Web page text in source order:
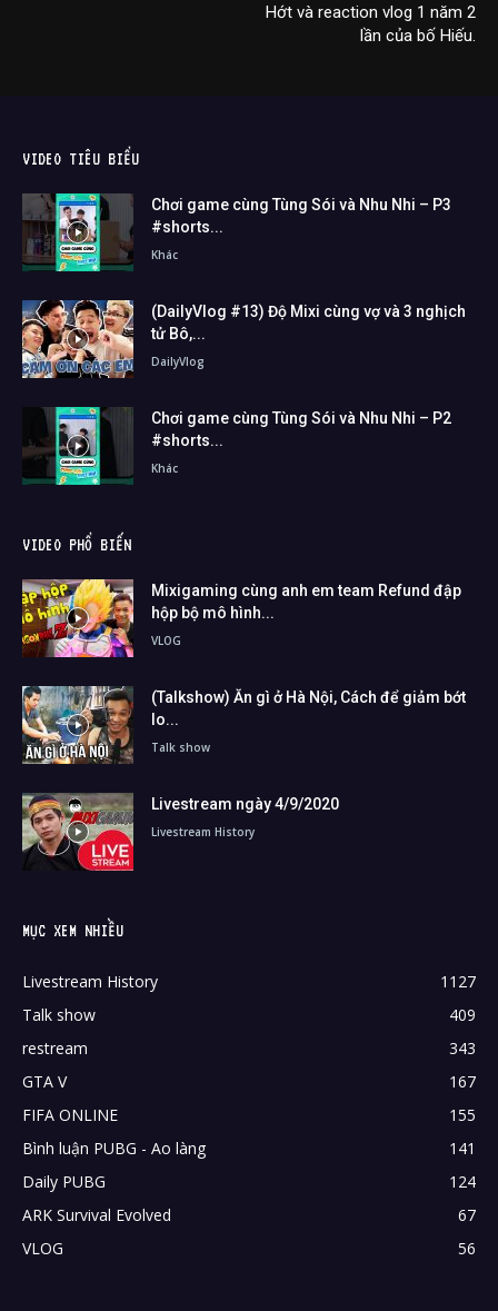
Hớt và reaction vlog 1 năm 2
lần của bố Hiếu.
VIDEO TIÊU BIỂU
Chơi game cùng Tùng Sói và Nhu Nhi – P3
#shorts...
Khác
(DailyVlog #13) Độ Mixi cùng vợ và 3 nghịch
tử Bô,...
DailyVlog
Chơi game cùng Tùng Sói và Nhu Nhi – P2
#shorts...
Khác
VIDEO PHỔ BIẾN
Mixigaming cùng anh em team Refund đập
hộp bộ mô hình...
VLOG
(Talkshow) Ăn gì ở Hà Nội, Cách để giảm bớt
lo...
Talk show
Livestream ngày 4/9/2020
Livestream History
MỤC XEM NHIỀU
Livestream History
1127
Talk show
409
restream
343
GTA V
167
FIFA ONLINE
155
Bình luận PUBG - Ao làng
141
Daily PUBG
124
ARK Survival Evolved
67
VLOG
56